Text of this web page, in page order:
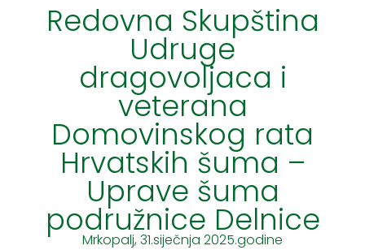
Redovna Skupština
Udruge
dragovoljaca i
veterana
Domovinskog rata
Hrvatskih šuma –
Uprave šuma
podružnice Delnice
Mrkopalj, 31.siječnja 2025.godine